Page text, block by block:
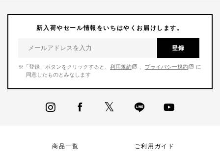
新入荷やセール情報をいちはやくお届けします。
登録
※「登録」ボタンをクリックすると、 利用規約 プライバシー規約
に
同意したものとみなします
商品一覧 ご利用ガイド